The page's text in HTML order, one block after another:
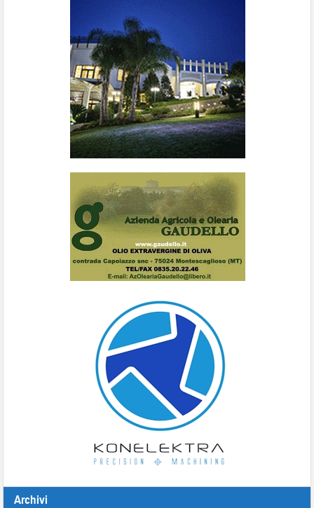
Archivi